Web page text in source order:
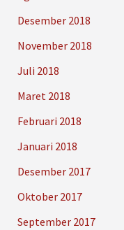
Desember 2018
November 2018
Juli 2018
Maret 2018
Februari 2018
Januari 2018
Desember 2017
Oktober 2017
September 2017